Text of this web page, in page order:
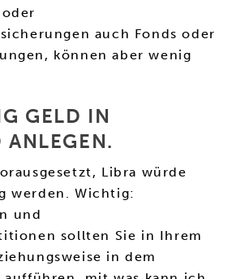
auch Fonds oder
können aber wenig
GELD IN
ANLEGEN.
Libra würde
werden. Wichtig:
und
sollten Sie in Ihrem
in dem